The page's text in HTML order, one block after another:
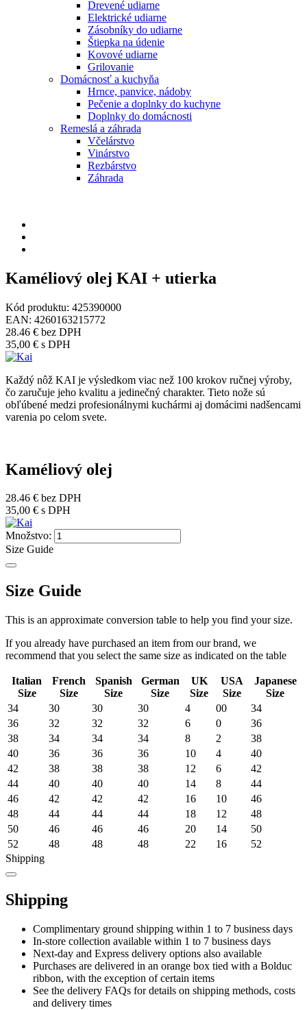
Drevené udiarne
Elektrické udiarne
Zásobníky do udiarne
Štiepka na údenie
Kovové udiarne
Grilovanie
Domácnosť a kuchyňa
Hrnce, panvice, nádoby
Pečenie a doplnky do kuchyne
Doplnky do domácnosti
Remeslá a záhrada
Včelárstvo
Vinárstvo
Rezbárstvo
Záhrada
Kaméliový olej KAI + utierka
Kód produktu: 425390000
EAN: 4260163215772
28.46 € bez DPH
35,00 € s DPH
Každý nôž KAI je výsledkom viac než 100 krokov ručnej výroby,
čo zaručuje jeho kvalitu a jedinečný charakter. Tieto nože sú
obľúbené medzi profesionálnymi kuchármi aj domácimi nadšencami
varenia po celom svete.
Kaméliový olej
28.46 € bez DPH
35,00 € s DPH
Množstvo:
Size Guide
Size Guide
This is an approximate conversion table to help you find your size.
If you already have purchased an item from our brand, we
recommend that you select the same size as indicated on the table
Italian
Size
French
Size
Spanish
Size
German
Size
UK
Size
USA
Size
Japanese
Size
34
30 30 30 4 00
34
36
32 32 32 6 0
36
38
34 34 34 8 2
38
40
36 36 36 10 4
40
42
38 38 38 12 6
42
44
40 40 40 14 8
44
46
42 42 42 16 10
46
48
44 44 44 18 12
48
50
46 46 46 20 14
50
52
48 48 48 22 16
52
Shipping
Shipping
Complimentary ground shipping within 1 to 7 business days
In-store collection available within 1 to 7 business days
Next-day and Express delivery options also available
Purchases are delivered in an orange box tied with a Bolduc
ribbon, with the exception of certain items
See the delivery FAQs for details on shipping methods, costs
and delivery times